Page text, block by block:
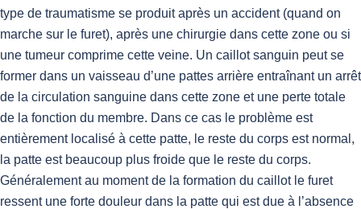
type de traumatisme se produit après un accident (quand on
marche sur le furet), après une chirurgie dans cette zone ou si
une tumeur comprime cette veine. Un caillot sanguin peut se
former dans un vaisseau d’une pattes arrière entraînant un arrêt
de la circulation sanguine dans cette zone et une perte totale
de la fonction du membre. Dans ce cas le problème est
entièrement localisé à cette patte, le reste du corps est normal,
la patte est beaucoup plus froide que le reste du corps.
Généralement au moment de la formation du caillot le furet
ressent une forte douleur dans la patte qui est due à l’absence